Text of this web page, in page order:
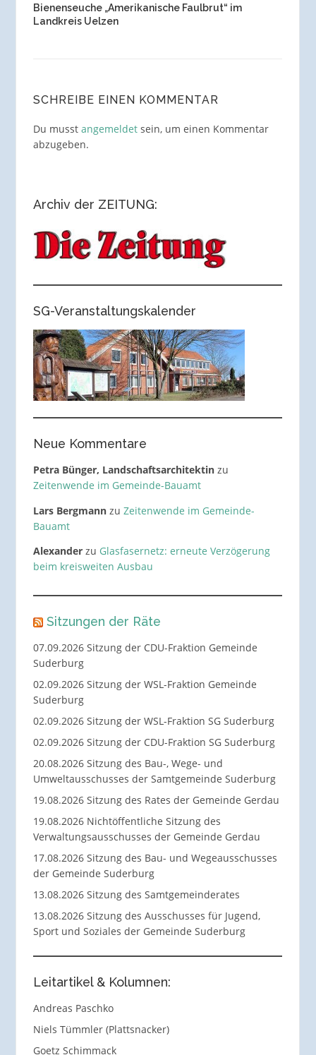
Bienenseuche „Amerikanische Faulbrut“ im
Landkreis Uelzen
SCHREIBE EINEN KOMMENTAR
Du musst angemeldetsein, um einen Kommentar
abzugeben.
Archiv der ZEITUNG:
SG-Veranstaltungskalender
Neue Kommentare
Petra Bünger, Landschaftsarchitektinzu
Zeitenwende im Gemeinde-Bauamt
Lars Bergmannzu Zeitenwende im Gemeinde-
Bauamt
Alexanderzu Glasfasernetz: erneute Verzögerung
beim kreisweiten Ausbau
Sitzungen der Räte
07.09.2026 Sitzung der CDU-Fraktion Gemeinde
Suderburg
02.09.2026 Sitzung der WSL-Fraktion Gemeinde
Suderburg
02.09.2026 Sitzung der WSL-Fraktion SG Suderburg
02.09.2026 Sitzung der CDU-Fraktion SG Suderburg
20.08.2026 Sitzung des Bau-, Wege- und
Umweltausschusses der Samtgemeinde Suderburg
19.08.2026 Sitzung des Rates der Gemeinde Gerdau
19.08.2026 Nichtöffentliche Sitzung des
Verwaltungsausschusses der Gemeinde Gerdau
17.08.2026 Sitzung des Bau- und Wegeausschusses
der Gemeinde Suderburg
13.08.2026 Sitzung des Samtgemeinderates
13.08.2026 Sitzung des Ausschusses für Jugend,
Sport und Soziales der Gemeinde Suderburg
Leitartikel & Kolumnen:
Andreas Paschko
Niels Tümmler (Plattsnacker)
Goetz Schimmack